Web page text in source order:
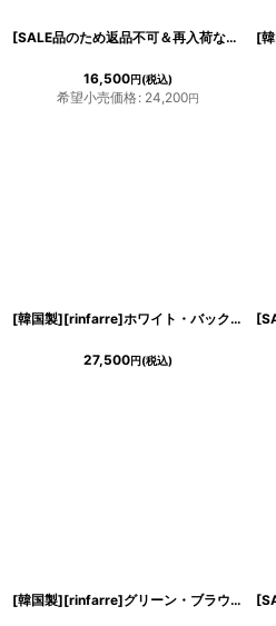
[SALE品のため返品不可＆再入荷なしの現品限り][韓国製][rinfarre]レモン柄・プリント・Vネック・ホルターネック・シフォン・ヘムデザイン・ノースリーブ・ロングドレス・ワンピース[薗田杏奈着用][送料無料]
16,500円(税込)
希望小売価格: 24,200円
[韓国製][rinfarre]ホワイト・バックオープン・ホルタードレープネック・ノースリーブ・Aライン・ロングドレス・ワンピース[黒木麗奈着用][送料無料]
27,500円(税込)
[韓国製][rinfarre]グリーン・ブラウン・花柄・ボタニカル・Vネック・カシュクール・七分袖・マキシ・ロングドレス・ラップ・ワンピース[山崎みどり着用][送料無料]mygr
ピース